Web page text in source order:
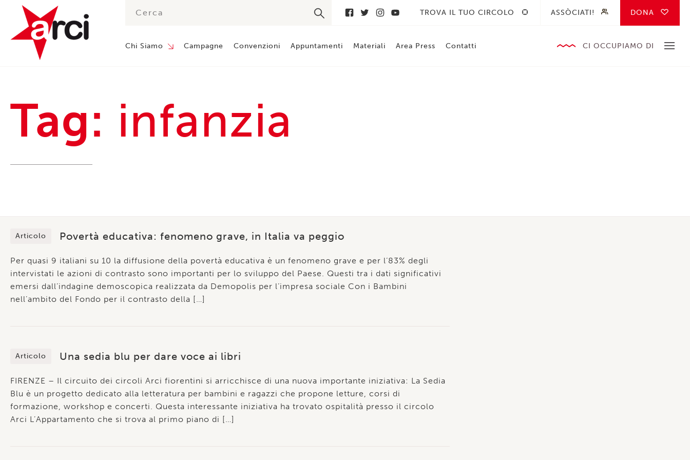
TROVA IL TUO CIRCOLO ASSÒCIATI! DONA
Chi Siamo Campagne Convenzioni Appuntamenti Materiali Area Press Contatti CI OCCUPIAMO DI
Tag: infanzia
Articolo Povertà educativa: fenomeno grave, in Italia va peggio
Per quasi 9 italiani su 10 la diffusione della povertà educativa è un fenomeno grave e per l’83% degli
intervistati le azioni di contrasto sono importanti per lo sviluppo del Paese. Questi tra i dati significativi
emersi dall’indagine demoscopica realizzata da Demopolis per l’impresa sociale Con i Bambini
nell’ambito del Fondo per il contrasto della […]
Articolo Una sedia blu per dare voce ai libri
FIRENZE – Il circuito dei circoli Arci fiorentini si arricchisce di una nuova importante iniziativa: La Sedia
Blu è un progetto dedicato alla letteratura per bambini e ragazzi che propone letture, corsi di
formazione, workshop e concerti. Questa interessante iniziativa ha trovato ospitalità presso il circolo
Arci L’Appartamento che si trova al primo piano di […]